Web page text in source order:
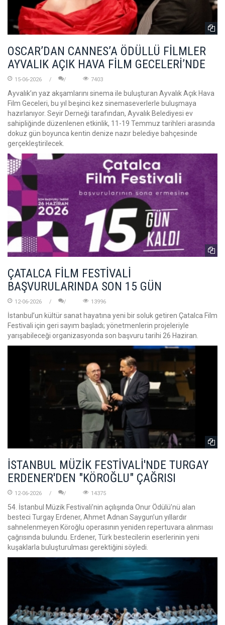
OSCAR’DAN CANNES’A ÖDÜLLÜ FİLMLER
AYVALIK AÇIK HAVA FİLM GECELERİ’NDE
15-06-2026 7403
Ayvalık’ın yaz akşamlarını sinema ile buluşturan Ayvalık Açık Hava
Film Geceleri, bu yıl beşinci kez sinemaseverlerle buluşmaya
hazırlanıyor. Seyir Derneği tarafından, Ayvalık Belediyesi ev
sahipliğinde düzenlenen etkinlik, 11-19 Temmuz tarihleri arasında
dokuz gün boyunca kentin denize nazır belediye bahçesinde
gerçekleştirilecek.
ÇATALCA FİLM FESTİVALİ
BAŞVURULARINDA SON 15 GÜN
12-06-2026 13996
İstanbul’un kültür sanat hayatına yeni bir soluk getiren Çatalca Film
Festivali için geri sayım başladı; yönetmenlerin projeleriyle
yarışabileceği organizasyonda son başvuru tarihi 26 Haziran.
İSTANBUL MÜZİK FESTİVALİ'NDE TURGAY
ERDENER'DEN "KÖROĞLU" ÇAĞRISI
12-06-2026 14375
54. İstanbul Müzik Festivali’nin açılışında Onur Ödülü’nü alan
besteci Turgay Erdener, Ahmet Adnan Saygun’un yıllardır
sahnelenmeyen Köroğlu operasının yeniden repertuvara alınması
çağrısında bulundu. Erdener, Türk bestecilerin eserlerinin yeni
kuşaklarla buluşturulması gerektiğini söyledi.